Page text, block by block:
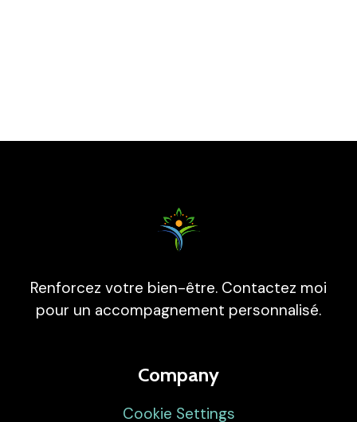
Renforcez votre bien-être. Contactez moi
pour un accompagnement personnalisé.
Company
Cookie Settings